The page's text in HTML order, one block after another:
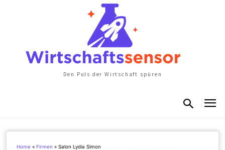
Den Puls der Wirtschaft spüren
Home » Firmen »Salon Lydia Simon